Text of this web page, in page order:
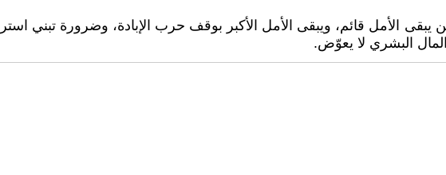
يبقى الأمل قائم، ويبقى الأمل الأكبر بوقف حرب الإبادة، وضرورة تبني
البشري لا يعوّض.